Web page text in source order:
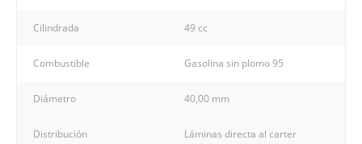
Cilindrada 49 cc
Combustible Gasolina sin plomo 95
Diámetro 40,00 mm
Distribución Láminas directa al carter